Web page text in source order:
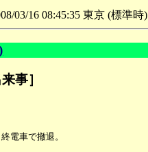
03/16 08:45:35 東京 (標準時)
事］
電車で撤退。